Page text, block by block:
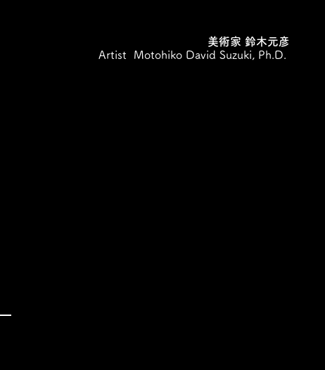
美術家 鈴木元彦
Artist Motohiko David Suzuki, Ph.D.